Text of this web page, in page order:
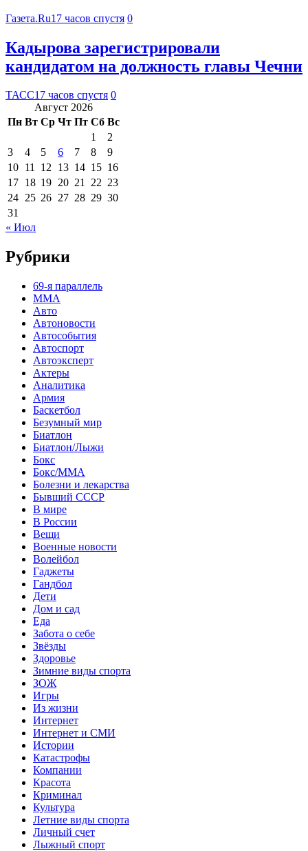
Газета.Ru17 часов спустя 0
Кадырова зарегистрировали
кандидатом на должность главы Чечни
ТАСС17 часов спустя 0
Август 2026
Пн Вт Ср Чт Пт Сб Вс
1
2
3
4 5 6 7 8
9
10 11 12 13 14 15 16
17 18 19 20 21 22 23
24 25 26 27 28 29 30
31
« Июл
Рубрики
69-я параллель
MMA
Авто
Автоновости
Автособытия
Автоспорт
Автоэксперт
Актеры
Аналитика
Армия
Баскетбол
Безумный мир
Биатлон
Биатлон/Лыжи
Бокс
Бокс/MMA
Болезни и лекарства
Бывший СССР
В мире
В России
Вещи
Военные новости
Волейбол
Гаджеты
Гандбол
Дети
Дом и сад
Еда
Забота о себе
Звёзды
Здоровье
Зимние виды спорта
ЗОЖ
Игры
Из жизни
Интернет
Интернет и СМИ
Истории
Катастрофы
Компании
Красота
Криминал
Культура
Летние виды спорта
Личный счет
Лыжный спорт